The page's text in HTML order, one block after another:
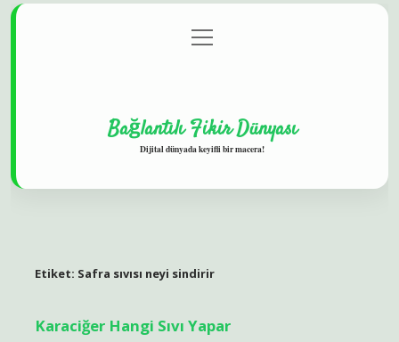
Gizlilik Politikası
menüyü
aç
Bağlantılı Fikir Dünyası
Dijital dünyada keyifli bir macera!
Etiket: Safra sıvısı neyi sindirir
Karaciğer Hangi Sıvı Yapar